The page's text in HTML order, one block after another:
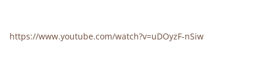
https://www.youtube.com/watch?v=uDOyzF-nSiw